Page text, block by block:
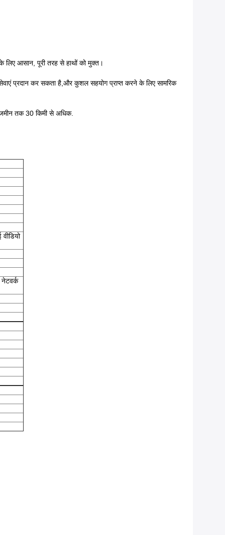
लिए आसान, पूरी तरह से हाथों को मुक्त।
प्रदान कर सकता है,और कुशल सहयोग प्राप्त करने के लिए सामरिक
तक 30 किमी से अधिक.